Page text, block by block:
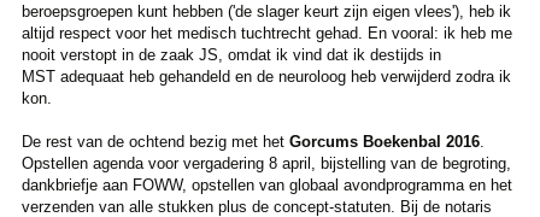
beroepsgroepen kunt hebben ('de slager keurt zijn eigen vlees'), heb ik
altijd respect voor het medisch tuchtrecht gehad. En vooral: ik heb me
nooit verstopt in de zaak JS, omdat ik vind dat ik destijds in
MST adequaat heb gehandeld en de neuroloog heb verwijderd zodra ik
kon.
De rest van de ochtend bezig met het Gorcums Boekenbal 2016.
Opstellen agenda voor vergadering 8 april, bijstelling van de begroting,
dankbriefje aan FOWW, opstellen van globaal avondprogramma en het
verzenden van alle stukken plus de concept-statuten. Bij de notaris